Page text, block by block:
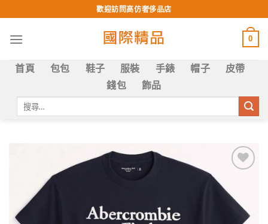
to
content
歡迎訪問高仿奢侈品店
0
首頁 包包 鞋子 服裝 手錶 帽子
皮帶
錢包
飾品
wishlist